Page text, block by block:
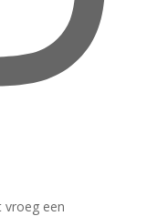
vroeg een